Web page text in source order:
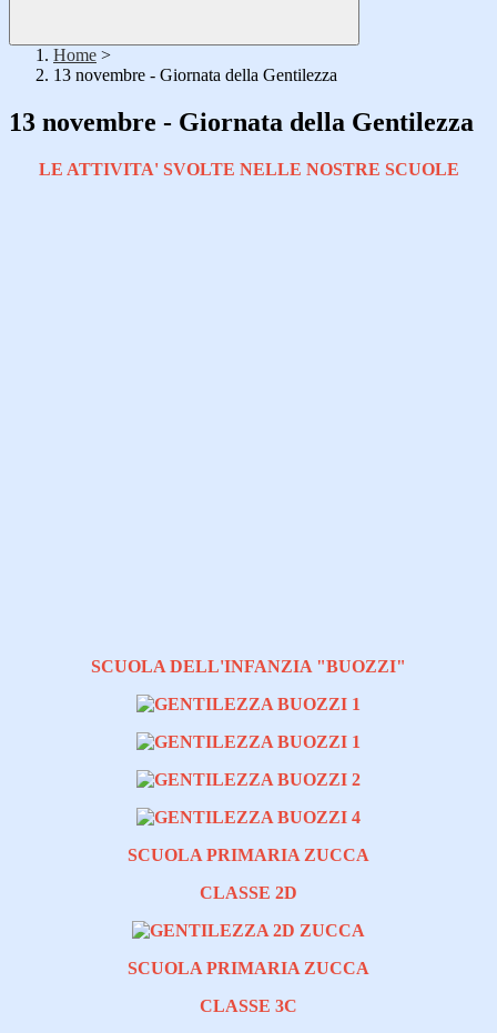
Home >
13 novembre - Giornata della Gentilezza
13 novembre - Giornata della Gentilezza
LE ATTIVITA' SVOLTE NELLE NOSTRE SCUOLE
SCUOLA DELL'INFANZIA "BUOZZI"
SCUOLA PRIMARIA ZUCCA
CLASSE 2D
SCUOLA PRIMARIA ZUCCA
CLASSE 3C